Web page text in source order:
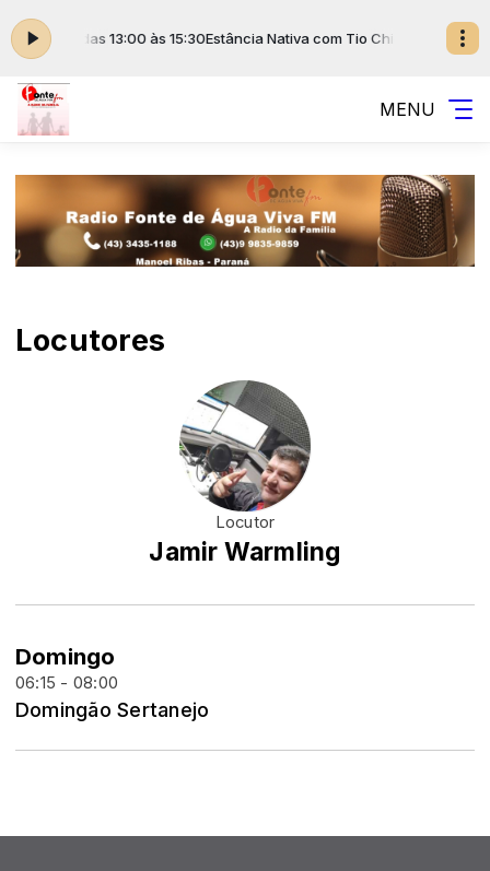
Tio Chico das 13:00 às 15:30Estância Nativa com Tio Chico das 13:00
MENU
Locutores
Locutor
Jamir Warmling
Domingo
06:15 - 08:00
Domingão Sertanejo